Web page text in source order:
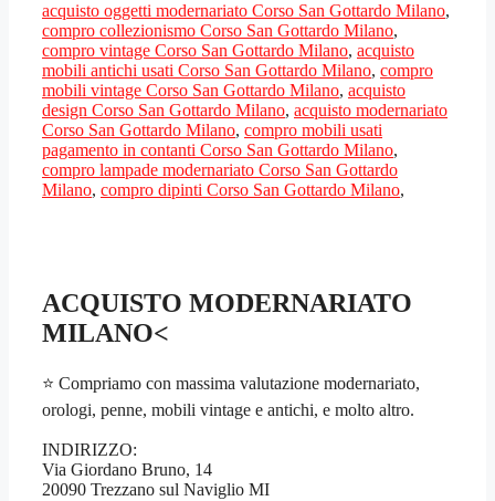
acquisto oggetti modernariato Corso San Gottardo Milano,
compro collezionismo Corso San Gottardo Milano,
compro vintage Corso San Gottardo Milano, acquisto
mobili antichi usati Corso San Gottardo Milano, compro
mobili vintage Corso San Gottardo Milano, acquisto
design Corso San Gottardo Milano, acquisto modernariato
Corso San Gottardo Milano, compro mobili usati
pagamento in contanti Corso San Gottardo Milano,
compro lampade modernariato Corso San Gottardo
Milano, compro dipinti Corso San Gottardo Milano,
ACQUISTO MODERNARIATO
MILANO<
⭐ Compriamo con massima valutazione modernariato,
orologi, penne, mobili vintage e antichi, e molto altro.
INDIRIZZO:
Via Giordano Bruno, 14
20090 Trezzano sul Naviglio MI